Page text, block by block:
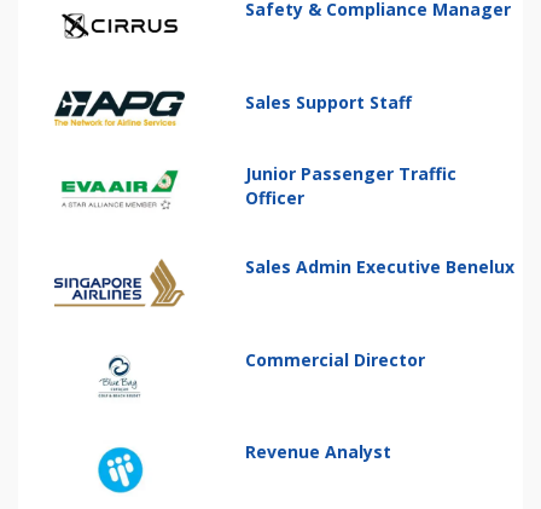
Safety & Compliance Manager
Sales Support Staff
Junior Passenger Traffic
Officer
Sales Admin Executive Benelux
Commercial Director
Revenue Analyst